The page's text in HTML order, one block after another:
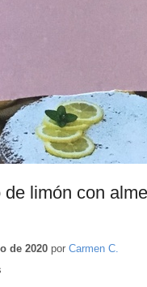
de limón con
de 2020por Carmen C.